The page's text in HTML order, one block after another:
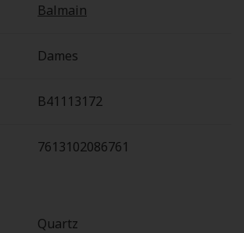
Balmain
Dames
B41113172
7613102086761
Quartz